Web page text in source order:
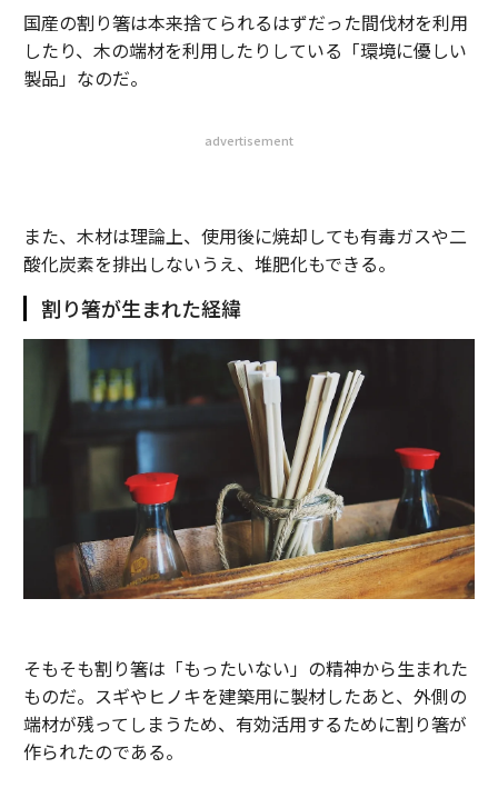
国産の割り箸は本来捨てられるはずだった間伐材を利用
したり、木の端材を利用したりしている「環境に優しい
製品」なのだ。
advertisement
また、木材は理論上、使用後に焼却しても有毒ガスや二
酸化炭素を排出しないうえ、堆肥化もできる。
割り箸が生まれた経緯
そもそも割り箸は「もったいない」の精神から生まれた
ものだ。スギやヒノキを建築用に製材したあと、外側の
端材が残ってしまうため、有効活用するために割り箸が
作られたのである。